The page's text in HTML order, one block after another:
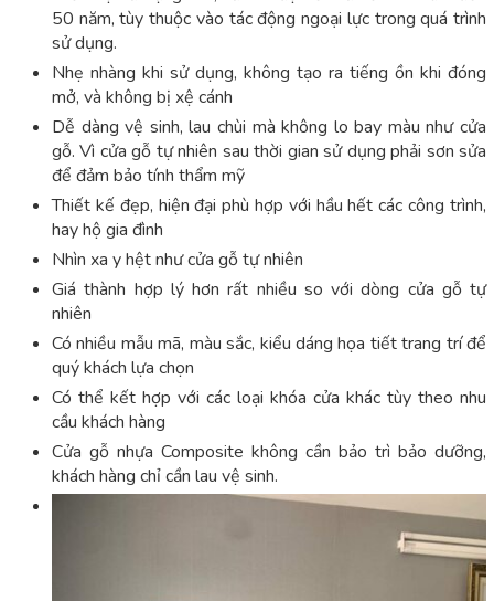
50 năm, tùy thuộc vào tác động ngoại lực trong quá trình
sử dụng.
Nhẹ nhàng khi sử dụng, không tạo ra tiếng ồn khi đóng
mở, và không bị xệ cánh
Dễ dàng vệ sinh, lau chùi mà không lo bay màu như cửa
gỗ. Vì cửa gỗ tự nhiên sau thời gian sử dụng phải sơn sửa
để đảm bảo tính thẩm mỹ
Thiết kế đẹp, hiện đại phù hợp với hầu hết các công trình,
hay hộ gia đình
Nhìn xa y hệt như cửa gỗ tự nhiên
Giá thành hợp lý hơn rất nhiều so với dòng cửa gỗ tự
nhiên
Có nhiều mẫu mã, màu sắc, kiểu dáng họa tiết trang trí để
quý khách lựa chọn
Có thể kết hợp với các loại khóa cửa khác tùy theo nhu
cầu khách hàng
Cửa gỗ nhựa Composite không cần bảo trì bảo dưỡng,
khách hàng chỉ cần lau vệ sinh.